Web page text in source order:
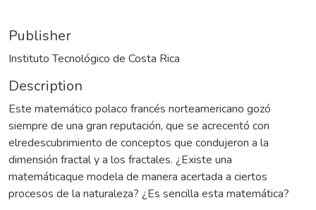
Publisher
Instituto Tecnológico de Costa Rica
Description
Este matemático polaco francés norteamericano gozó
siempre de una gran reputación, que se acrecentó con
elredescubrimiento de conceptos que condujeron a la
dimensión fractal y a los fractales. ¿Existe una
matemáticaque modela de manera acertada a ciertos
procesos de la naturaleza? ¿Es sencilla esta matemática?